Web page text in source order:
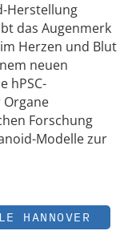
Herstellung
das Augenmerk
Herzen und Blut
neuen
hPSC-
Organe
Forschung
Modelle zur
HANNOVER